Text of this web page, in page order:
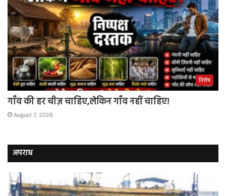
विशेष
गाँव की हर चीज़ चाहिए,लेकिन गाँव नहीं चाहिए!
August 7, 2026
अपराध